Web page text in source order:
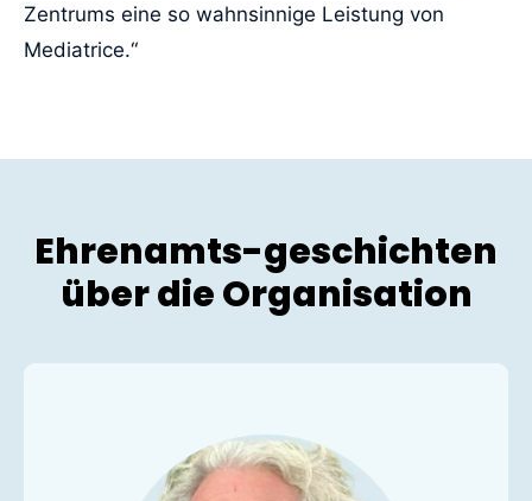
Zentrums eine so wahnsinnige Leistung von
Mediatrice.“
Ehrenamts-geschichten
über die Organisation